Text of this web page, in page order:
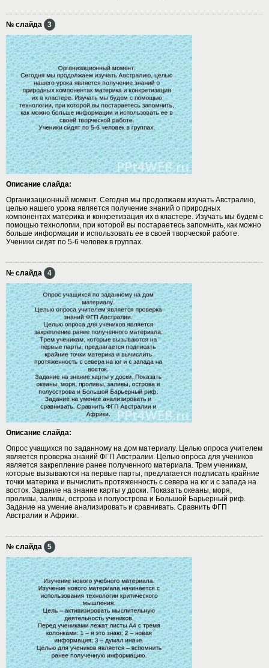
№ слайда 3
Описание слайда:
Организационный момент. Сегодня мы продолжаем изучать Австралию,
целью нашего урока является получение знаний о природных
компонентах материка и конкретизация их в кластере. Изучать мы будем с
помощью технологии, при которой вы постараетесь запомнить, как можно
больше информации и использовать ее в своей творческой работе.
Ученики сидят по 5-6 человек в группах.
№ слайда 4
Описание слайда:
Опрос учащихся по заданному на дом материалу. Целью опроса учителем
является проверка знаний ФГП Австралии. Целью опроса для учеников
является закрепление ранее полученного материала. Трем ученикам,
которые вызываются на первые парты, предлагается подписать крайние
точки материка и вычислить протяженность с севера на юг и с запада на
восток. Задание на знание карты у доски. Показать океаны, моря,
проливы, заливы, острова и полуострова и Большой Барьерный риф.
Задание на умение анализировать и сравнивать. Сравнить ФГП
Австралии и Африки.
№ слайда 5